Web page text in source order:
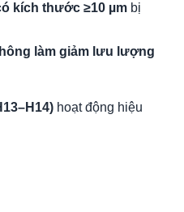
kích thước ≥10 µm bị
làm giảm lưu lượng
hoạt động hiệu